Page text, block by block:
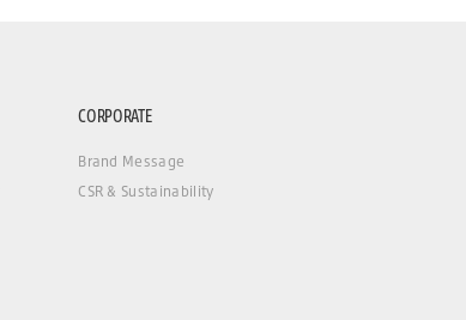
CORPORATE
Brand Message
CSR & Sustainability